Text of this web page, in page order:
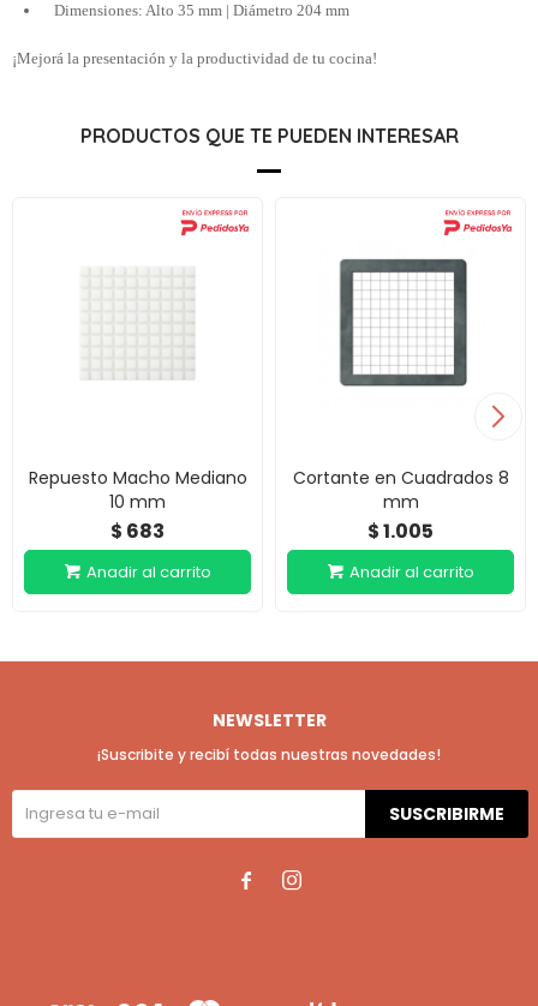
Dimensiones: Alto 35 mm | Diámetro 204 mm
¡Mejorá la presentación y la productividad de tu cocina!
PRODUCTOS QUE TE PUEDEN INTERESAR
Repuesto Macho Mediano
10 mm
$ 683
Cortante en Cuadrados 8
mm
$1.005
NEWSLETTER
¡Suscribite y recibí todas nuestras novedades!
SUSCRIBIRME
 